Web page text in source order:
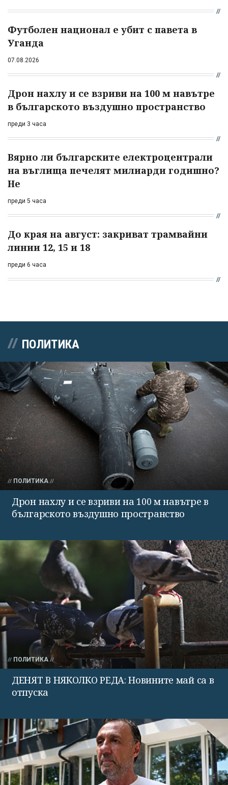
Футболен национал е убит с павета в
Уганда
07.08.2026
Дрон нахлу и се взриви на 100 м навътре
в българското въздушно пространство
преди 3 часа
Вярно ли българските електроцентрали
на въглища печелят милиарди годишно?
Не
преди 5 часа
До края на август: закриват трамвайни
линии 12, 15 и 18
преди 6 часа
ПОЛИТИКА
ПОЛИТИКА
Дрон нахлу и се взриви на 100 м навътре в
българското въздушно пространство
ПОЛИТИКА
ДЕНЯТ В НЯКОЛКО РЕДА: Новините май са в
отпуска